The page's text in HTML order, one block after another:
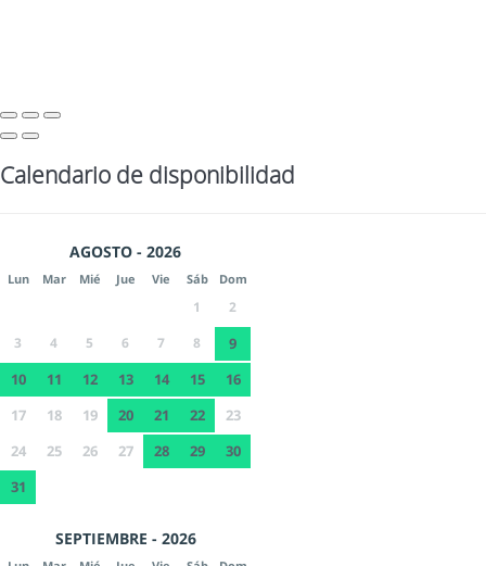
Calendario de disponibilidad
AGOSTO - 2026
Lun Mar Mié Jue Vie Sáb Dom
1
2
3
4 5 6 7 8
9
10
11 12 13 14 15
16
17
18 19 20 21 22
23
24
25 26 27 28 29
30
31
SEPTIEMBRE - 2026